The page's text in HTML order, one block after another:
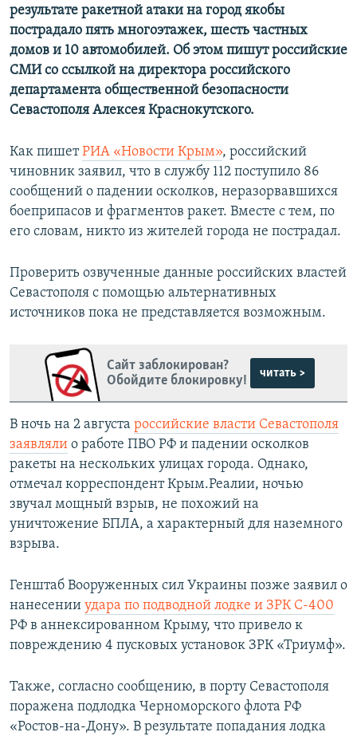
результате ракетной атаки на город якобы
пострадало пять многоэтажек, шесть частных
домов и 10 автомобилей. Об этом пишут российские
СМИ со ссылкой на директора российского
департамента общественной безопасности
Севастополя Алексея Краснокутского.
Как пишетРИА «Новости Крым», российский
чиновник заявил, что в службу 112 поступило 86
сообщений о падении осколков, неразорвавшихся
боеприпасов и фрагментов ракет. Вместе с тем, по
его словам, никто из жителей города не пострадал.
Проверить озвученные данные российских властей
Севастополя с помощью альтернативных
источников пока не представляется возможным.
Сайт заблокирован?
Обойдите блокировку!
читать >
В ночь на 2 августа российские власти Севастополя
заявляли о работе ПВО РФ и падении осколков
ракеты на нескольких улицах города. Однако,
отмечал корреспондент Крым.Реалии, ночью
звучал мощный взрыв, не похожий на
уничтожение БПЛА, а характерный для наземного
взрыва.
Генштаб Вооруженных сил Украины позже заявил о
нанесении удара по подводной лодке и ЗРК С-400
РФ в аннексированном Крыму, что привело к
повреждению 4 пусковых установок ЗРК «Триумф».
Также, согласно сообщению, в порту Севастополя
поражена подлодка Черноморского флота РФ
«Ростов-на-Дону». В результате попадания лодка